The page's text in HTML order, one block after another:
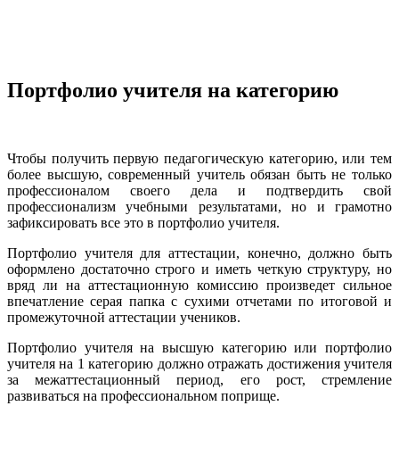
Портфолио учителя на категорию
Чтобы получить первую педагогическую категорию, или тем
более высшую, современный учитель обязан быть не только
профессионалом своего дела и подтвердить свой
профессионализм учебными результатами, но и грамотно
зафиксировать все это в портфолио учителя.
Портфолио учителя для аттестации, конечно, должно быть
оформлено достаточно строго и иметь четкую структуру, но
вряд ли на аттестационную комиссию произведет сильное
впечатление серая папка с сухими отчетами по итоговой и
промежуточной аттестации учеников.
Портфолио учителя на высшую категорию или портфолио
учителя на 1 категорию должно отражать достижения учителя
за межаттестационный период, его рост, стремление
развиваться на профессиональном поприще.